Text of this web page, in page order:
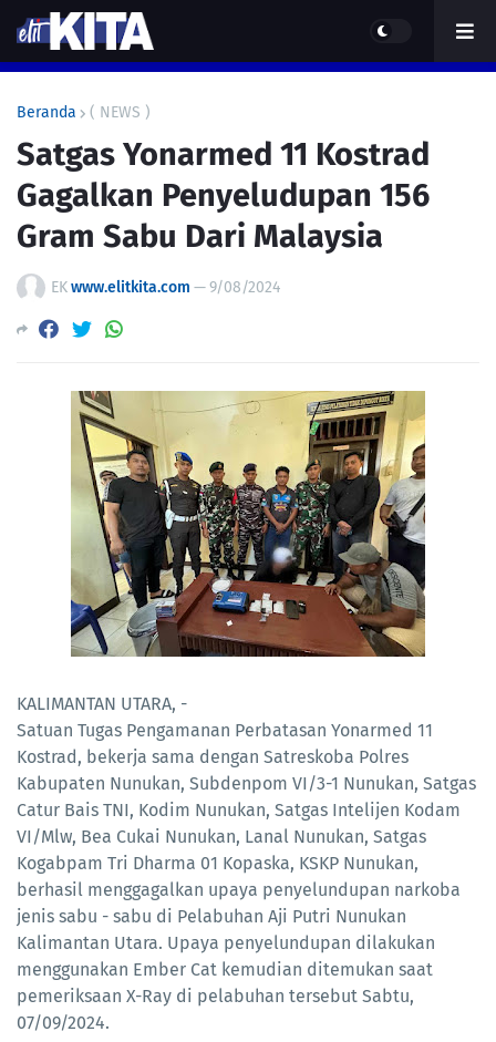
Beranda ( NEWS )
Satgas Yonarmed 11 Kostrad
Gagalkan Penyeludupan 156
Gram Sabu Dari Malaysia
EKwww.elitkita.com —9/08/2024
KALIMANTAN UTARA, -
Satuan Tugas Pengamanan Perbatasan Yonarmed 11
Kostrad, bekerja sama dengan Satreskoba Polres
Kabupaten Nunukan, Subdenpom VI/3-1 Nunukan, Satgas
Catur Bais TNI, Kodim Nunukan, Satgas Intelijen Kodam
VI/Mlw, Bea Cukai Nunukan, Lanal Nunukan, Satgas
Kogabpam Tri Dharma 01 Kopaska, KSKP Nunukan,
berhasil menggagalkan upaya penyelundupan narkoba
jenis sabu - sabu di Pelabuhan Aji Putri Nunukan
Kalimantan Utara. Upaya penyelundupan dilakukan
menggunakan Ember Cat kemudian ditemukan saat
pemeriksaan X-Ray di pelabuhan tersebut Sabtu,
07/09/2024.